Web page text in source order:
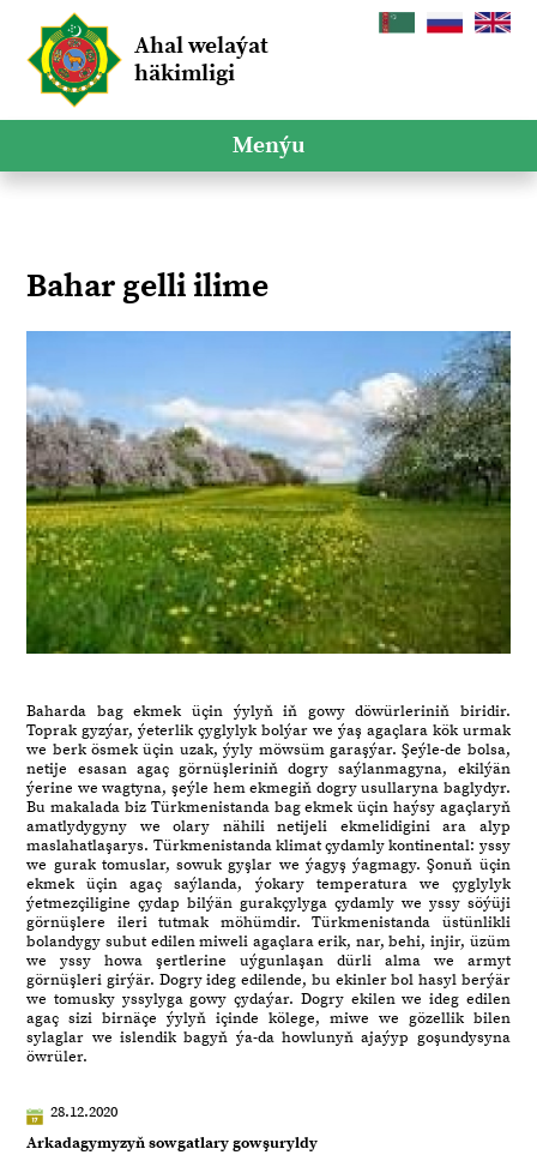
Ahal welaýat
häkimligi
Menýu
Bahar gelli ilime
Baharda bag ekmek üçin ýylyň iň gowy döwürleriniň biridir.
Toprak gyzýar, ýeterlik çyglylyk bolýar we ýaş agaçlara kök urmak
we berk ösmek üçin uzak, ýyly möwsüm garaşýar. Şeýle-de bolsa,
netije esasan agaç görnüşleriniň dogry saýlanmagyna, ekilýän
ýerine we wagtyna, şeýle hem ekmegiň dogry usullaryna baglydyr.
Bu makalada biz Türkmenistanda bag ekmek üçin haýsy agaçlaryň
amatlydygyny we olary nähili netijeli ekmelidigini ara alyp
maslahatlaşarys. Türkmenistanda klimat çydamly kontinental: yssy
we gurak tomuslar, sowuk gyşlar we ýagyş ýagmagy. Şonuň üçin
ekmek üçin agaç saýlanda, ýokary temperatura we çyglylyk
ýetmezçiligine çydap bilýän gurakçylyga çydamly we yssy söýüji
görnüşlere ileri tutmak möhümdir. Türkmenistanda üstünlikli
bolandygy subut edilen miweli agaçlara erik, nar, behi, injir, üzüm
we yssy howa şertlerine uýgunlaşan dürli alma we armyt
görnüşleri girýär. Dogry ideg edilende, bu ekinler bol hasyl berýär
we tomusky yssylyga gowy çydaýar. Dogry ekilen we ideg edilen
agaç sizi birnäçe ýylyň içinde kölege, miwe we gözellik bilen
sylaglar we islendik bagyň ýa-da howlunyň ajaýyp goşundysyna
öwrüler.
28.12.2020
Arkadagymyzyň sowgatlary gowşuryldy